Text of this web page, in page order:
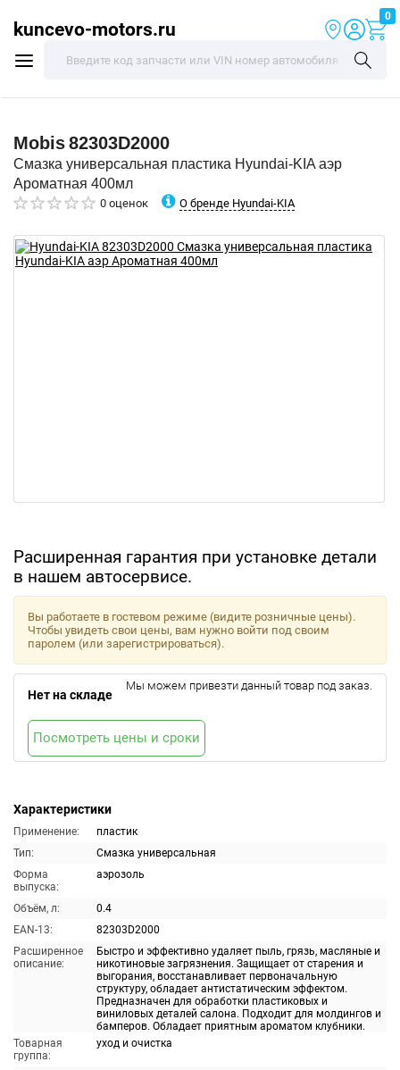
kuncevo-motors.ru
0
Mobis82303D2000
Смазка универсальная пластика Hyundai-KIA аэр
Ароматная 400мл
0 оценок О бренде Hyundai-KIA
Расширенная гарантия при установке детали
в нашем автосервисе.
Характеристики
Применение:
пластик
Тип:
Смазка универсальная
Форма
выпуска:
аэрозоль
Объём, л:
0.4
EAN-13:
82303D2000
Расширенное
описание:
Быстро и эффективно удаляет пыль, грязь, масляные и
никотиновые загрязнения. Защищает от старения и
выгорания, восстанавливает первоначальную
структуру, обладает антистатическим эффектом.
Предназначен для обработки пластиковых и
виниловых деталей салона. Подходит для молдингов и
бамперов. Обладает приятным ароматом клубники.
Товарная
группа:
уход и очистка
Вы работаете в гостевом режиме (видите розничные цены).
Чтобы увидеть свои цены, вам нужно войти под своим
паролем (или зарегистрироваться).
Нет на складе
Мы можем привезти данный товар под заказ.
Посмотреть цены и сроки